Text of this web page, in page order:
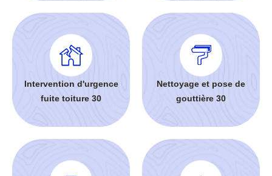
Intervention d'urgence
fuite toiture 30
Nettoyage et pose de
gouttière 30